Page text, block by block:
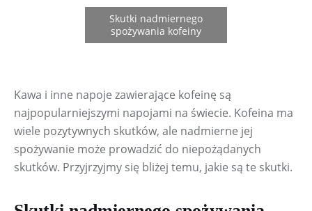
Kawa i inne napoje zawierające kofeinę są
najpopularniejszymi napojami na świecie. Kofeina ma
wiele pozytywnych skutków, ale nadmierne jej
spożywanie może prowadzić do niepożądanych
skutków. Przyjrzyjmy się bliżej temu, jakie są te skutki.